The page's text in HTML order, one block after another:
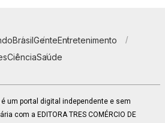
BrasilGenteEntretenimento
CiênciaSaúde
é um portal digital independente e sem
com a EDITORA TRES COMÉRCIO DE